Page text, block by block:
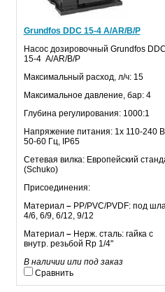
Grundfos DDС 15-4 A/AR/B/P
Насос дозировочный Grundfos DD
15-4 A/AR/B/P
Максимальный расход, л/ч: 15
Максимальное давление, бар: 4
Глубина регулирования: 1000:1
Напряжение питания: 1х 110-240 В
50-60 Гц, IP65
Сетевая вилка: Европейский
(Schuko)
Присоединения:
Материал – PP/PVC/PVDF: под
4/6, 6/9, 6/12, 9/12
Материал – Нерж. сталь: гайка с
внутр. резьбой Rp 1/4"
В наличии или под заказ
Сравнить